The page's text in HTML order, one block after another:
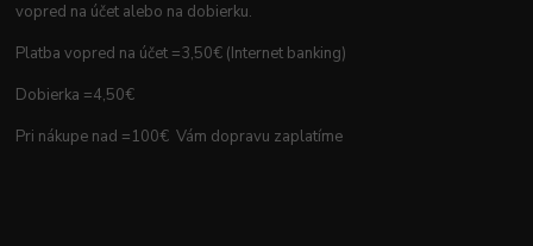
vopred na účet alebo na dobierku.
Platba vopred na účet =3,50€ (Internet banking)
Dobierka =4,50€
Pri nákupe nad =100€ Vám dopravu zaplatíme